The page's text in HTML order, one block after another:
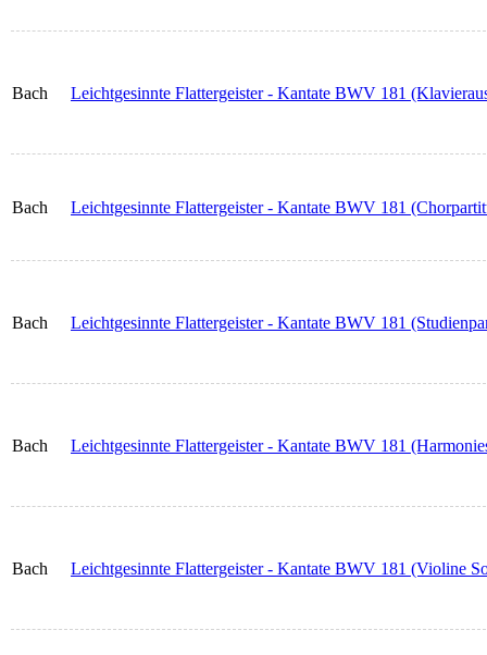
Bach Leichtgesinnte Flattergeister - Kantate BWV 181
Bach Leichtgesinnte Flattergeister - Kantate BWV 181
Bach Leichtgesinnte Flattergeister - Kantate BWV 181
Bach Leichtgesinnte Flattergeister - Kantate BWV 181
Bach Leichtgesinnte Flattergeister - Kantate BWV 181 (Violine